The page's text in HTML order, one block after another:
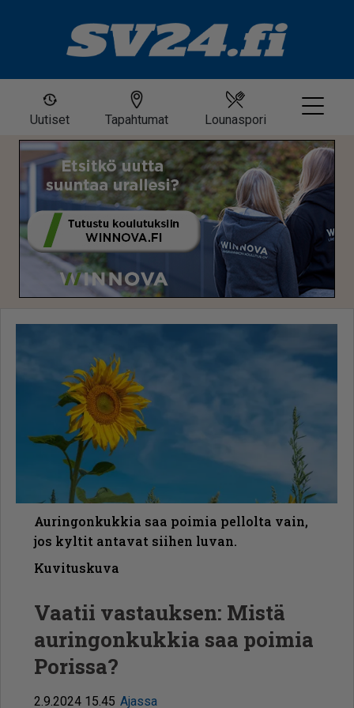
Uutiset Tapahtumat Lounaspori
Auringonkukkia saa poimia pellolta vain,
jos kyltit antavat siihen luvan.
Kuvituskuva
Vaatii vastauksen: Mistä
auringonkukkia saa poimia
Porissa?
2.9.2024 15.45 Ajassa